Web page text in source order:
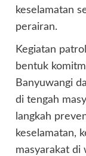
keselamatan
perairan.
Kegiatan
bentuk
Banyuwangi
di tengah
langkah
keselamatan,
masyarakat di